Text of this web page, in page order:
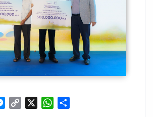
Messenger
Copy
WhatsApp